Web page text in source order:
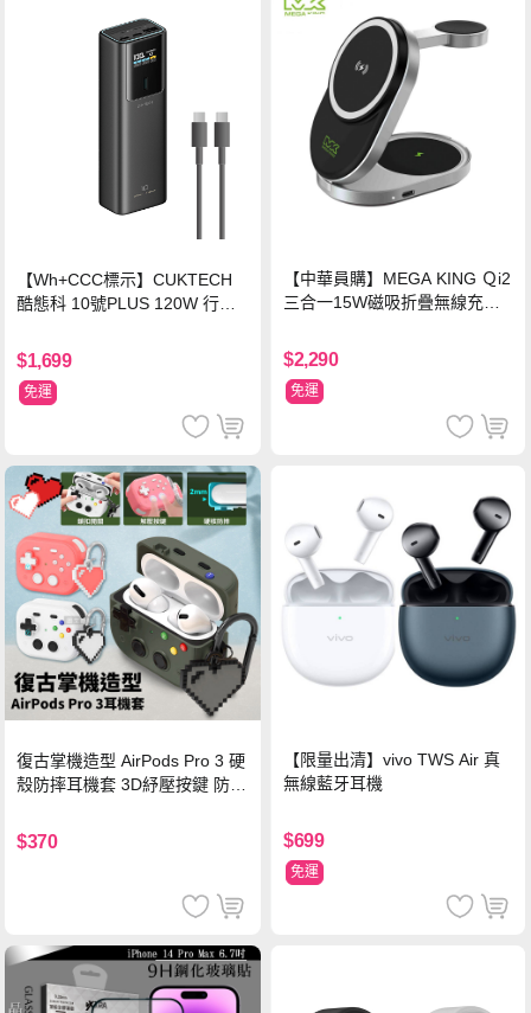
【Wh+CCC標示】CUKTECH
酷態科 10號PLUS 120W 行動
色
$1,699
免運
【中華員購】MEGA KING Ｑi2
三合一15W磁吸折疊無線充電
$2,290
免運
復古掌機造型 AirPods Pro 3 硬
殼防摔耳機套 3D紓壓按鍵 防開
$370
【限量出清】vivo TWS Air 真
無線藍牙耳機
$699
免運